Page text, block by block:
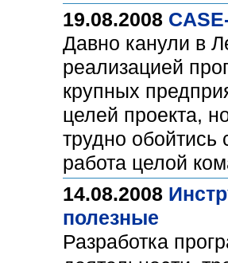
19.08.2008
Давно канули в
реализацией
крупных
целей проекта,
трудно
работа целой
14.08.2008
полезные
Разработка